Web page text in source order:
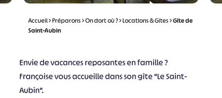
Accueil>Préparons>On dort où ?>Locations & Gites>Gîte de
Saint-Aubin
Envie de vacances reposantes en famille ?
Françoise vous accueille dans son gîte "Le Saint-
Aubin".